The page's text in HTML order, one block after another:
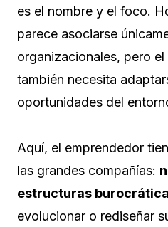
es el nombre y el foco.
parece asociarse
organizacionales, pero
también necesita
oportunidades del
Aquí, el emprendedor
las grandes compañías:
estructuras
evolucionar o rediseñar